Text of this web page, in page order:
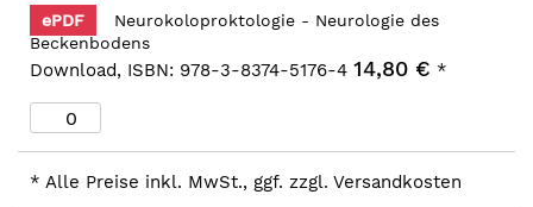
ePDF
Neurokoloproktologie - Neurologie des
Beckenbodens
Download, ISBN: 978-3-8374-5176-4 14,80 € *
* Alle Preise inkl. MwSt., ggf. zzgl. Versandkosten